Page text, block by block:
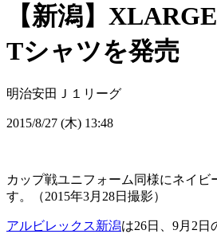
【新潟】
Tシャツを発売
明治安田Ｊ１リーグ
2015/8/27 (木) 13:48
カップ戦ユニフォーム同様にネイビ
す。（2015年3月28日撮影）
アルビレックス新潟は26日、9月2